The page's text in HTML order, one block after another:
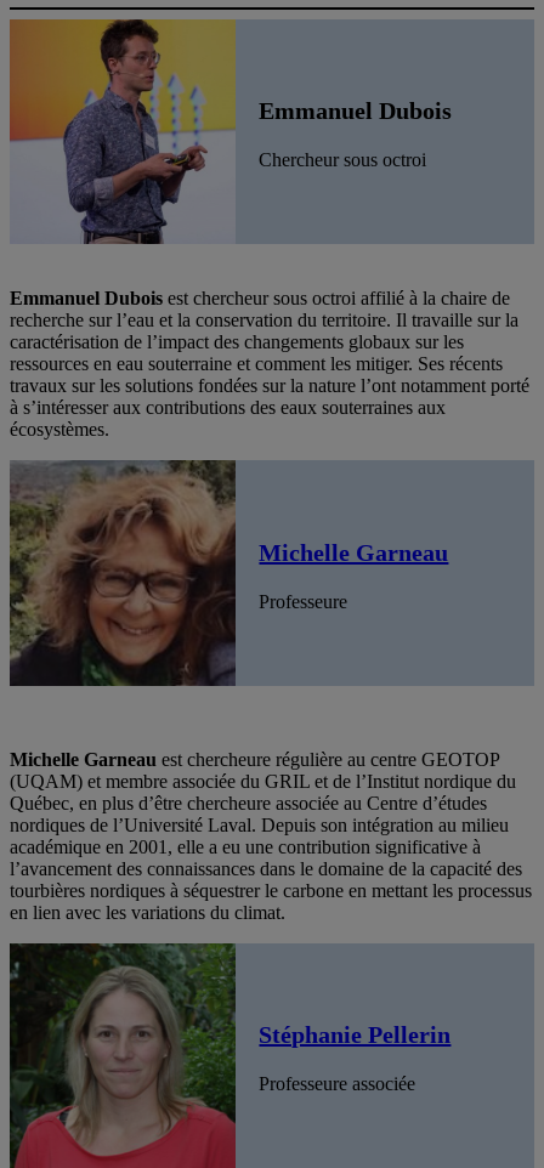
Emmanuel Dubois
Chercheur sous octroi
Emmanuel Dubois est chercheur sous octroi affilié à la chaire de
recherche sur l’eau et la conservation du territoire. Il travaille sur la
caractérisation de l’impact des changements globaux sur les
ressources en eau souterraine et comment les mitiger. Ses récents
travaux sur les solutions fondées sur la nature l’ont notamment porté
à s’intéresser aux contributions des eaux souterraines aux
écosystèmes.
Michelle Garneau
Professeure
Michelle Garneau est chercheure régulière au centre GEOTOP
(UQAM) et membre associée du GRIL et de l’Institut nordique du
Québec, en plus d’être chercheure associée au Centre d’études
nordiques de l’Université Laval. Depuis son intégration au milieu
académique en 2001, elle a eu une contribution significative à
l’avancement des connaissances dans le domaine de la capacité des
tourbières nordiques à séquestrer le carbone en mettant les processus
en lien avec les variations du climat.
Stéphanie Pellerin
Professeure associée